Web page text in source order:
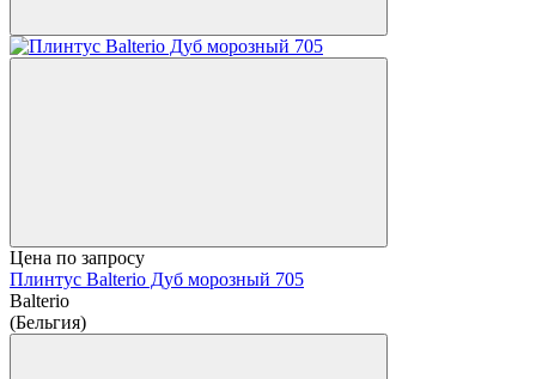
Цена по запросу
Плинтус Balterio Дуб морозный 705
Balterio
(Бельгия)